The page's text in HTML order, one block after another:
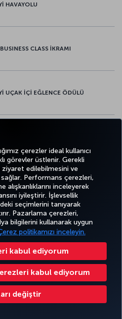
çerezler ideal kullanıcı
görevler üstlenir. Gerekli
edilebilmesini ve
sağlar. Performans çerezleri,
alışkanlıklarını inceleyerek
iyileştirir. İşlevsellik
seçimlerini tanıyarak
Pazarlama çerezleri,
bilgilerini kullanarak uygun
politikamızı inceleyin.
kabul ediyorum
kabul ediyorum
değiştir
HAVAYOLU
CLASS İKRAMI
UÇAK İÇİ EĞLENCE ÖDÜLÜ
LinkedIn
TiktokBlogPinterest
YARDIM MILES&SMILES
ve Çerez Politikası Yasal Uyarı Yolcu Hakları
Ayarlarını Değiştir
Her hakkı saklıdır. © 1996 - 2026